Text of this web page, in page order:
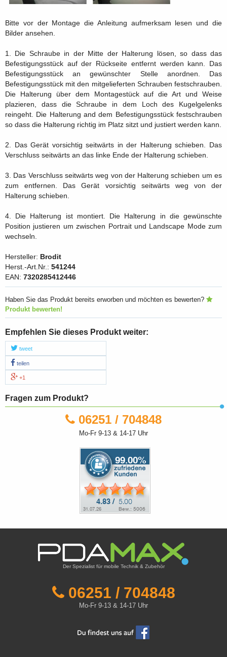
Bitte vor der Montage die Anleitung aufmerksam lesen und die
Bilder ansehen.
1. Die Schraube in der Mitte der Halterung lösen, so dass das
Befestigungsstück auf der Rückseite entfernt werden kann. Das
Befestigungsstück an gewünschter Stelle anordnen. Das
Befestigungsstück mit den mitgelieferten Schrauben festschrauben.
Die Halterung über dem Montagestück auf die Art und Weise
plazieren, dass die Schraube in dem Loch des Kugelgelenks
reingeht. Die Halterung and dem Befestigungsstück festschrauben
so dass die Halterung richtig im Platz sitzt und justiert werden kann.
2. Das Gerät vorsichtig seitwärts in der Halterung schieben. Das
Verschluss seitwärts an das linke Ende der Halterung schieben.
3. Das Verschluss seitwärts weg von der Halterung schieben um es
zum entfernen. Das Gerät vorsichtig seitwärts weg von der
Halterung schieben.
4. Die Halterung ist montiert. Die Halterung in die gewünschte
Position justieren um zwischen Portrait und Landscape Mode zum
wechseln.
Hersteller: Brodit
Herst.-Art.Nr.: 541244
EAN: 7320285412446
Haben Sie das Produkt bereits erworben und möchten es bewerten?
Produkt bewerten!
Empfehlen Sie dieses Produkt weiter:
tweet
teilen
+1
Fragen zum Produkt?
06251 / 704848
Mo-Fr 9-13 & 14-17 Uhr
Der Spezialist für mobile Technik & Zubehör
06251 / 704848
Mo-Fr 9-13 & 14-17 Uhr